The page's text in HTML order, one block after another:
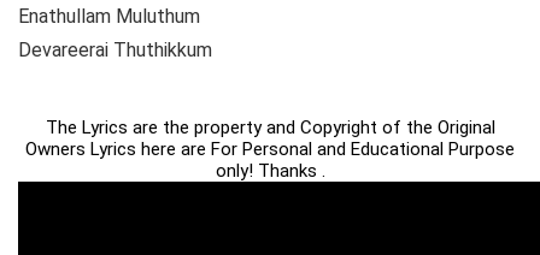
Enathullam Muluthum
Devareerai Thuthikkum
The Lyrics are the property and Copyright of the Original
Owners Lyrics here are For Personal and Educational Purpose
only! Thanks .